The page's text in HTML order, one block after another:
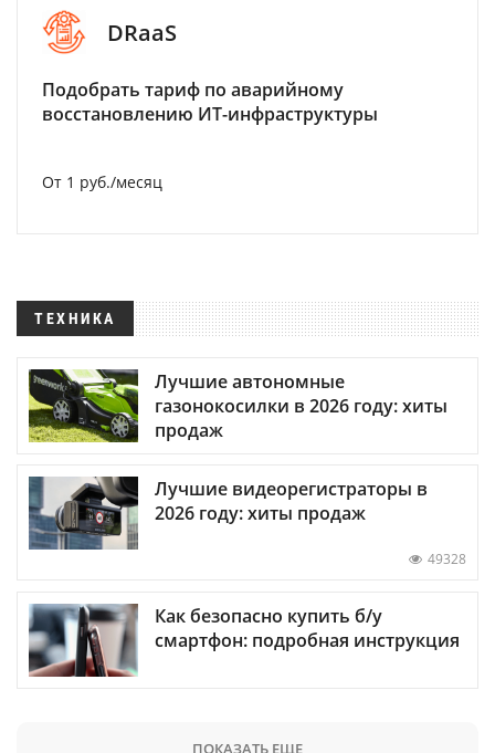
DRaaS
Подобрать тариф по аварийному
восстановлению ИТ-инфраструктуры
От 1 руб./месяц
ТЕХНИКА
Лучшие автономные
газонокосилки в 2026 году: хиты
продаж
Лучшие видеорегистраторы в
2026 году: хиты продаж
49328
Как безопасно купить б/у
смартфон: подробная инструкция
ПОКАЗАТЬ ЕЩЕ